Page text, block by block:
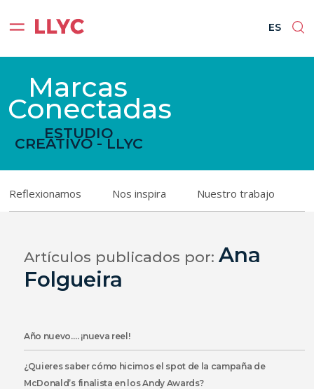
ES
Marcas
Conectadas
ESTUDIO
CREATIVO - LLYC
Reflexionamos Nos inspira Nuestro trabajo
Artículos publicados por: Ana
Folgueira
Año nuevo…. ¡nueva reel!
¿Quieres saber cómo hicimos el spot de la campaña de
McDonald’s finalista en los Andy Awards?